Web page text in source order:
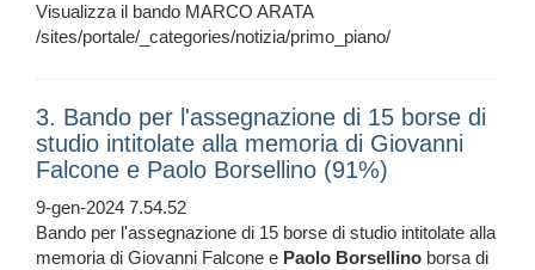
Visualizza il bando MARCO ARATA
/sites/portale/_categories/notizia/primo_piano/
3. Bando per l'assegnazione di 15 borse di
studio intitolate alla memoria di Giovanni
Falcone e Paolo Borsellino (91%)
9-gen-2024 7.54.52
Bando per l'assegnazione di 15 borse di studio intitolate alla
memoria di Giovanni Falcone e Paolo Borsellino borsa di